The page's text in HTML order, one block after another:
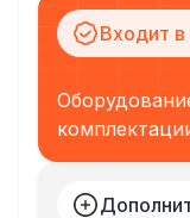
Входит